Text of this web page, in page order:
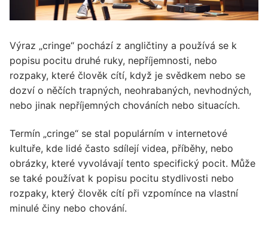
Výraz „cringe“ pochází z angličtiny a používá se k
popisu pocitu druhé ruky, nepříjemnosti, nebo
rozpaky, které člověk cítí, když je svědkem nebo se
dozví o něčích trapných, neohrabaných, nevhodných,
nebo jinak nepříjemných chováních nebo situacích.
Termín „cringe“ se stal populárním v internetové
kultuře, kde lidé často sdílejí videa, příběhy, nebo
obrázky, které vyvolávají tento specifický pocit. Může
se také používat k popisu pocitu stydlivosti nebo
rozpaky, který člověk cítí při vzpomínce na vlastní
minulé činy nebo chování.